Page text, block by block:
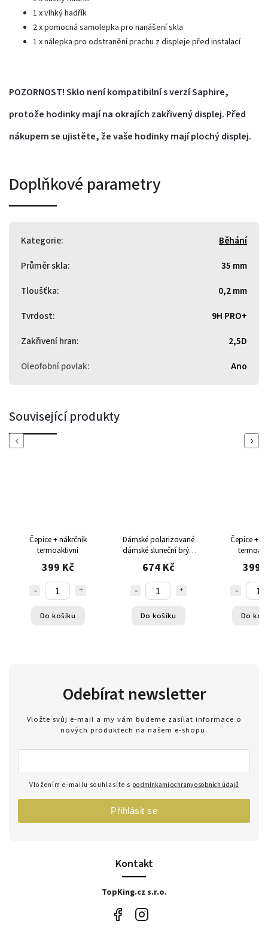
1 x vlhký hadřík
2 x pomocná samolepka pro nanášení skla
1 x nálepka pro odstranění prachu z displeje před instalací
POZORNOST! Sklo není kompatibilní s verzí Saphire,
protože hodinky mají na okrajích zakřivený displej. Před
nákupem se ujistěte, že vaše hodinky mají plochý displej.
Doplňkové parametry
Kategorie:
Běhání
Průměr skla:
35 mm
Tloušťka:
0,2 mm
Tvrdost:
9H PRO+
Zakřivení hran:
2,5D
Oleofobní povlak: Ano
Související produkty
Previous
Čepice + nákrčník
termoaktivní
399 Kč
Do košíku
Dámské polarizované
dámské sluneční brýle
PolarZONE UV 400
béžové
674 Kč
Do košíku
Čepice +
399
Do
Next
Kontakt
TopKing.cz s.r.o.
Odebírat newsletter
Vložte svůj e-mail a my vám budeme zasílat informace o
nových produktech na našem e-shopu.
Vložením e-mailu souhlasíte s podmínkami ochrany osobních údajů
Přihlásit se